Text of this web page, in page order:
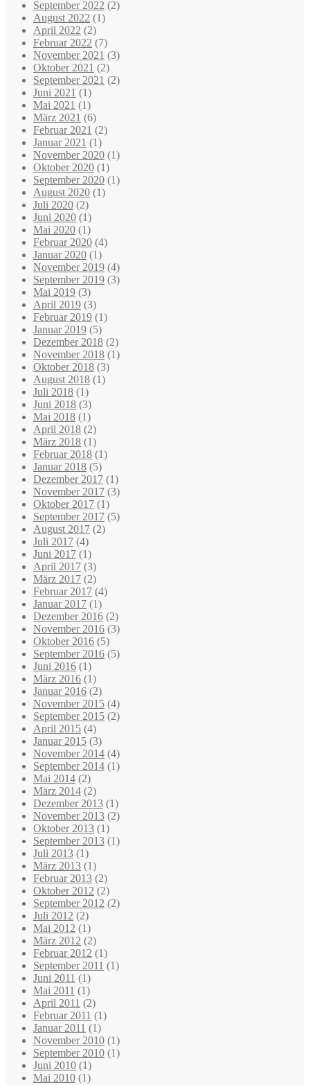
September 2022 (2)
August 2022 (1)
April 2022 (2)
Februar 2022 (7)
November 2021 (3)
Oktober 2021 (2)
September 2021 (2)
Juni 2021 (1)
Mai 2021 (1)
März 2021 (6)
Februar 2021 (2)
Januar 2021 (1)
November 2020 (1)
Oktober 2020 (1)
September 2020 (1)
August 2020 (1)
Juli 2020 (2)
Juni 2020 (1)
Mai 2020 (1)
Februar 2020 (4)
Januar 2020 (1)
November 2019 (4)
September 2019 (3)
Mai 2019 (3)
April 2019 (3)
Februar 2019 (1)
Januar 2019 (5)
Dezember 2018 (2)
November 2018 (1)
Oktober 2018 (3)
August 2018 (1)
Juli 2018 (1)
Juni 2018 (3)
Mai 2018 (1)
April 2018 (2)
März 2018 (1)
Februar 2018 (1)
Januar 2018 (5)
Dezember 2017 (1)
November 2017 (3)
Oktober 2017 (1)
September 2017 (5)
August 2017 (2)
Juli 2017 (4)
Juni 2017 (1)
April 2017 (3)
März 2017 (2)
Februar 2017 (4)
Januar 2017 (1)
Dezember 2016 (2)
November 2016 (3)
Oktober 2016 (5)
September 2016 (5)
Juni 2016 (1)
März 2016 (1)
Januar 2016 (2)
November 2015 (4)
September 2015 (2)
April 2015 (4)
Januar 2015 (3)
November 2014 (4)
September 2014 (1)
Mai 2014 (2)
März 2014 (2)
Dezember 2013 (1)
November 2013 (2)
Oktober 2013 (1)
September 2013 (1)
Juli 2013 (1)
März 2013 (1)
Februar 2013 (2)
Oktober 2012 (2)
September 2012 (2)
Juli 2012 (2)
Mai 2012 (1)
März 2012 (2)
Februar 2012 (1)
September 2011 (1)
Juni 2011 (1)
Mai 2011 (1)
April 2011 (2)
Februar 2011 (1)
Januar 2011 (1)
November 2010 (1)
September 2010 (1)
Juni 2010 (1)
Mai 2010 (1)